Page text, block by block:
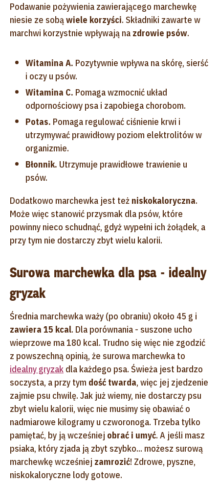
Podawanie pożywienia zawierającego marchewkę
niesie ze sobąwiele korzyści. Składniki zawarte w
marchwi korzystnie wpływają na zdrowie psów.
Witamina A. Pozytywnie wpływa na skórę, sierść
i oczy u psów.
Witamina C. Pomaga wzmocnić układ
odpornościowy psa i zapobiega chorobom.
Potas. Pomaga regulować ciśnienie krwi i
utrzymywać prawidłowy poziom elektrolitów w
organizmie.
Błonnik. Utrzymuje prawidłowe trawienie u
psów.
Dodatkowo marchewka jest też niskokaloryczna.
Może więc stanowić przysmak dla psów, które
powinny nieco schudnąć, gdyż wypełni ich żołądek, a
przy tym nie dostarczy zbyt wielu kalorii.
Surowa marchewka dla psa - idealny
gryzak
Średnia marchewka waży (po obraniu) około 45 g i
zawiera 15 kcal. Dla porównania - suszone ucho
wieprzowe ma 180 kcal. Trudno się więc nie zgodzić
z powszechną opinią, że surowa marchewka to
idealny gryzak dla każdego psa. Świeża jest bardzo
soczysta, a przy tym dość twarda, więc jej zjedzenie
zajmie psu chwilę. Jak już wiemy, nie dostarczy psu
zbyt wielu kalorii, więc nie musimy się obawiać o
nadmiarowe kilogramy u czworonoga. Trzeba tylko
pamiętać, by ją wcześniej obrać i umyć. A jeśli masz
psiaka, który zjada ją zbyt szybko... możesz surową
marchewkę wcześniej zamrozić! Zdrowe, pyszne,
niskokaloryczne lody gotowe.